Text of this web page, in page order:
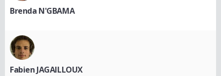
Brenda N'GBAMA
Fabien JAGAILLOUX